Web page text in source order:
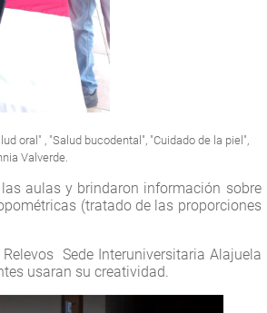
oral" , "Salud bucodental", "Cuidado de la piel",
Valverde.
aulas y brindaron información sobre
(tratado de las proporciones
Sede Interuniversitaria Alajuela
usaran su creatividad.